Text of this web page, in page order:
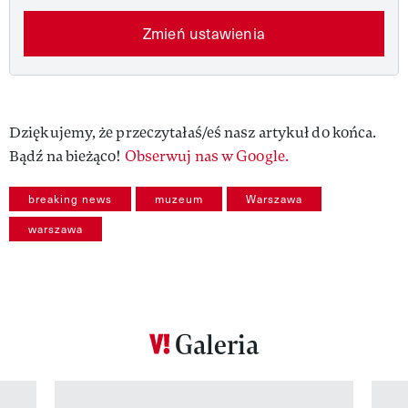
Zmień ustawienia
Dziękujemy, że przeczytałaś/eś nasz artykuł do końca.
Bądź na bieżąco! Obserwuj nas w Google.
breaking news muzeum Warszawa
warszawa
Galeria